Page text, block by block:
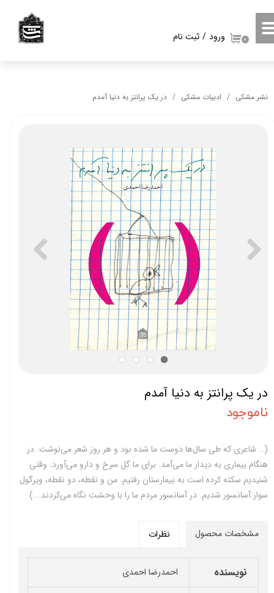
ورود / ثبت نام
حساب کاربری من
۰
نشر مشکی ادبیات مشکی در یک پرانتز به دنیا آمدم
در یک پرانتز به دنیا آمدم
ناموجود
(… شاعری که طی سال‌ها دوست ما شده بود و هر روز شعر می‌نوشت. در
هنگام بیماری به دیدار ما می‌آمد. برای ما گل سرخ و دارو می‌آورد. وقتی
شنیدیم سکته کرده است به بیمارستان رفتیم. من و نقطه، دو نقطه، ویرگول
سوار آسانسور شدیم. در آسانسور مردم ما را با وحشت نگاه می‌کردند….)
مشخصات محصول نظرات
نویسنده احمدرضا احمدی